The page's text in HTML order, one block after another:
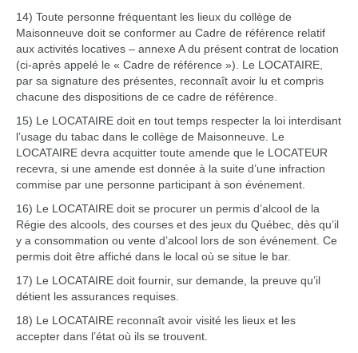
14) Toute personne fréquentant les lieux du collège de
Maisonneuve doit se conformer au Cadre de référence relatif
aux activités locatives – annexe A du présent contrat de location
(ci-après appelé le « Cadre de référence »). Le LOCATAIRE,
par sa signature des présentes, reconnaît avoir lu et compris
chacune des dispositions de ce cadre de référence.
15) Le LOCATAIRE doit en tout temps respecter la loi interdisant
l’usage du tabac dans le collège de Maisonneuve. Le
LOCATAIRE devra acquitter toute amende que le LOCATEUR
recevra, si une amende est donnée à la suite d’une infraction
commise par une personne participant à son événement.
16) Le LOCATAIRE doit se procurer un permis d’alcool de la
Régie des alcools, des courses et des jeux du Québec, dès qu’il
y a consommation ou vente d’alcool lors de son événement. Ce
permis doit être affiché dans le local où se situe le bar.
17) Le LOCATAIRE doit fournir, sur demande, la preuve qu’il
détient les assurances requises.
18) Le LOCATAIRE reconnaît avoir visité les lieux et les
accepter dans l’état où ils se trouvent.